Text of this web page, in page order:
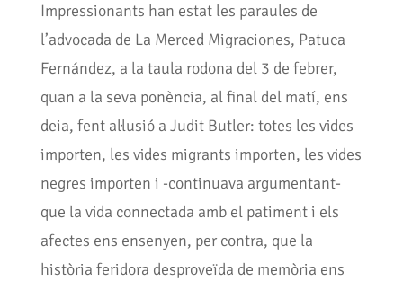
Impressionants han estat les paraules de
l’advocada de La Merced Migraciones, Patuca
Fernández, a la taula rodona del 3 de febrer,
quan a la seva ponència, al final del matí, ens
deia, fent al·lusió a Judit Butler: totes les vides
importen, les vides migrants importen, les vides
negres importen i -continuava argumentant-
que la vida connectada amb el patiment i els
afectes ens ensenyen, per contra, que la
història feridora desproveïda de memòria ens